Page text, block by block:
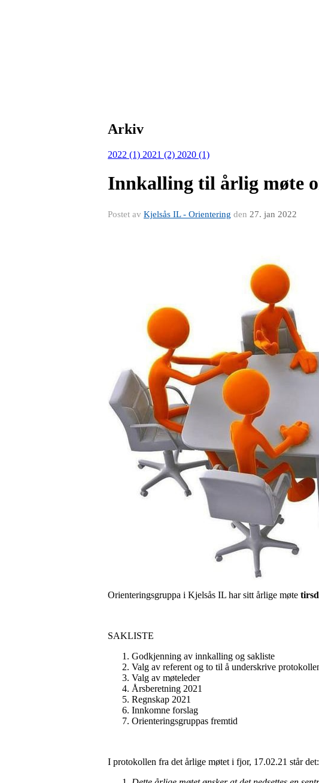
Arkiv
2022 (1) 2021 (2) 2020 (1)
Innkalling til årlig møte
Postet av Kjelsås IL - Orientering den 27. jan 2022
Orienteringsgruppa i Kjelsås IL har sitt årlige møte
SAKLISTE
Godkjenning av innkalling og sakliste
Valg av referent og to til å underskrive
Valg av møteleder
Årsberetning 2021
Regnskap 2021
Innkomne forslag
Orienteringsgruppas fremtid
I protokollen fra det årlige møtet i fjor, 17.02.21 står det: